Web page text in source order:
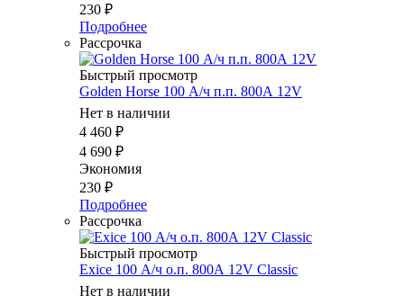
230 ₽
Подробнее
Рассрочка
Быстрый просмотр
Golden Horse 100 А/ч п.п. 800А 12V
Нет в наличии
4 460 ₽
4 690 ₽
Экономия
230 ₽
Подробнее
Рассрочка
Быстрый просмотр
Exice 100 А/ч о.п. 800А 12V Classic
Нет в наличии